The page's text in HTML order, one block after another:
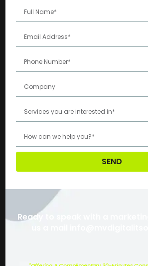
SEND
Ready to speak with a